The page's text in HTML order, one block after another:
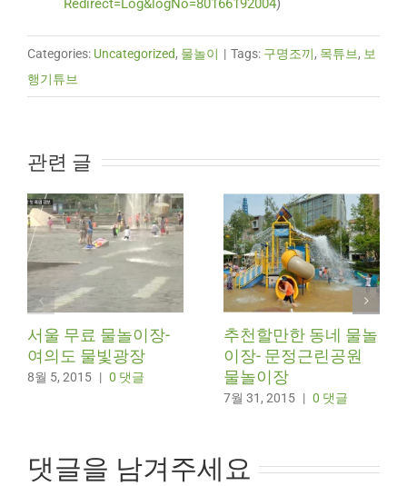
Categories: Uncategorized, 물놀이 | Tags: 구명조끼, 목튜브, 보
행기튜브
관련 글
서울 무료 물놀이장-
여의도 물빛광장
8월 5, 2015 | 0 댓글
추천할만한 동네 물놀
이장- 문정근린공원
물놀이장
7월 31, 2015 | 0 댓글
댓글을 남겨주세요